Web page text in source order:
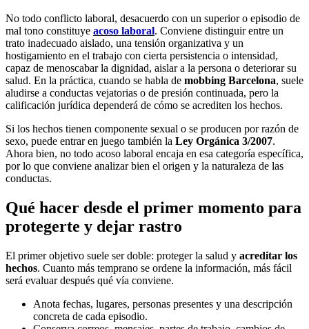
No todo conflicto laboral, desacuerdo con un superior o episodio de
mal tono constituye acoso laboral. Conviene distinguir entre un
trato inadecuado aislado, una tensión organizativa y un
hostigamiento en el trabajo con cierta persistencia o intensidad,
capaz de menoscabar la dignidad, aislar a la persona o deteriorar su
salud. En la práctica, cuando se habla de mobbing Barcelona, suele
aludirse a conductas vejatorias o de presión continuada, pero la
calificación jurídica dependerá de cómo se acrediten los hechos.
Si los hechos tienen componente sexual o se producen por razón de
sexo, puede entrar en juego también la Ley Orgánica 3/2007.
Ahora bien, no todo acoso laboral encaja en esa categoría específica,
por lo que conviene analizar bien el origen y la naturaleza de las
conductas.
Qué hacer desde el primer momento para
protegerte y dejar rastro
El primer objetivo suele ser doble: proteger la salud y acreditar los
hechos. Cuanto más temprano se ordene la información, más fácil
será evaluar después qué vía conviene.
Anota fechas, lugares, personas presentes y una descripción
concreta de cada episodio.